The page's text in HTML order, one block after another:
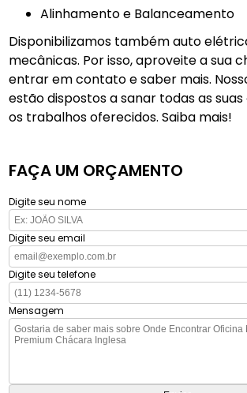
Alinhamento e Balanceamento
Disponibilizamos também auto
mecânicas. Por isso, aproveite a sua
entrar em contato e saber mais.
estão dispostos a sanar todas as
os trabalhos oferecidos. Saiba mais!
FAÇA UM ORÇAMENTO
Digite seu nome
Digite seu email
Digite seu telefone
Mensagem